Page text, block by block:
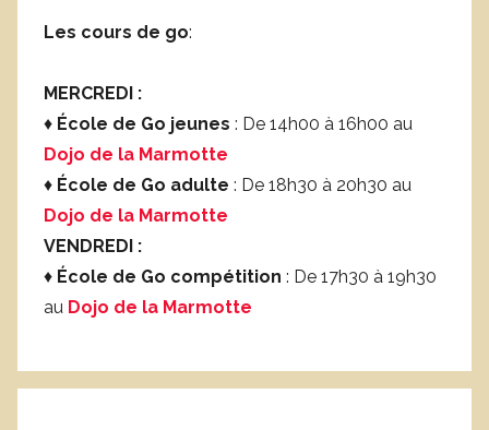
Les cours de go:
MERCREDI :
♦ École de Go jeunes : De 14h00 à 16h00 au
Dojo de la Marmotte
♦ École de Go adulte : De 18h30 à 20h30 au
Dojo de la Marmotte
VENDREDI :
♦ École de Go compétition : De 17h30 à 19h30
au Dojo de la Marmotte